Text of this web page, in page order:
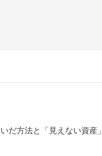
だ方法と「見えない資産」